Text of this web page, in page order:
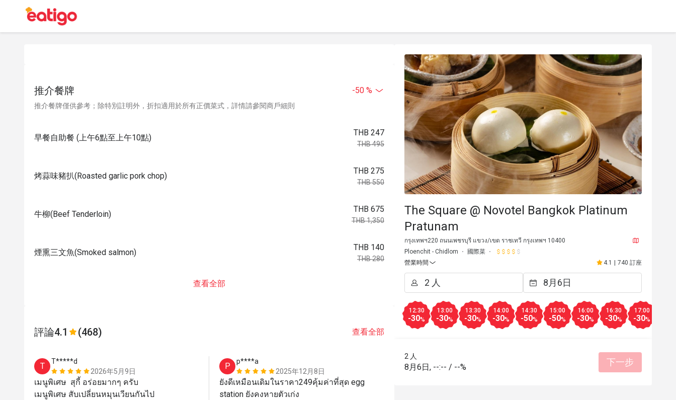
推介餐牌 -50 %
推介餐牌僅供參考；除特別註明外，折扣適用於所有正價菜式，詳情請參閱商戶細則
早餐自助餐 (上午6點至上午10點)
THB 247
THB 495
烤蒜味豬扒(Roasted garlic pork chop)
THB 275
THB 550
牛柳(Beef Tenderloin)
THB 675
THB 1,350
煙熏三文魚(Smoked salmon)
THB 140
THB 280
查看全部
評論4.1 (468) 查看全部
T
T*****d
2026年5月9日
เมนูพิเศษ  สุกี้ อร่อยมากๆ ครับ
เมนูพิเศษ สับเปลี่ยนหมุนเวียนกันไป
P
p****a
2025年12月8日
ยังดีเหมือนเดิมในราคา249คุ้มค่าที่สุด egg
station ยังคงหายตัวเก่ง
P
2025年11月25日
J
The Square @ Novotel Bangkok Platinum
Pratunam
กรุงเทพฯ220 ถนนเพชรบุรี แขวง/เขต ราชเทวี กรุงเทพฯ 10400
Ploenchit - Chidlom
國際菜
營業時間
4.1 | 740 訂座
12:30
-30%
13:00
-30%
13:30
-30%
14:00
-30%
14:30
-50%
15:00
-50%
16:00
-30%
16:30
-30%
17:00
-30%
2 人
8月6日, --:-- / --% 下一步